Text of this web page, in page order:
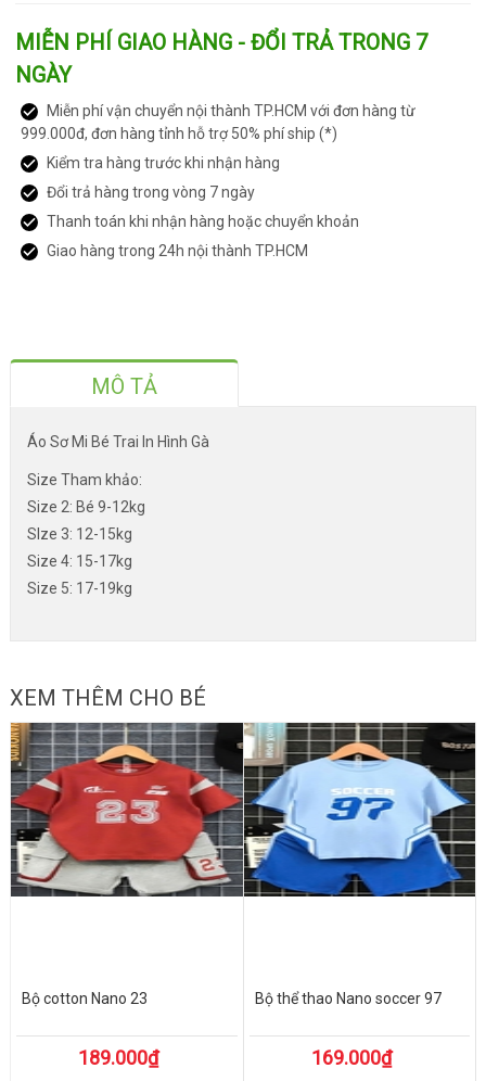
MIỄN PHÍ GIAO HÀNG - ĐỔI TRẢ TRONG 7
NGÀY
Miễn phí vận chuyển nội thành TP.HCM với đơn hàng từ
999.000đ, đơn hàng tỉnh hỗ trợ 50% phí ship (*)
Kiểm tra hàng trước khi nhận hàng
Đổi trả hàng trong vòng 7 ngày
Thanh toán khi nhận hàng hoặc chuyển khoản
Giao hàng trong 24h nội thành TP.HCM
MÔ TẢ
Áo Sơ Mi Bé Trai In Hình Gà
Size Tham khảo:
Size 2: Bé 9-12kg
SIze 3: 12-15kg
Size 4: 15-17kg
Size 5: 17-19kg
XEM THÊM CHO BÉ
Bộ cotton Nano 23
189.000₫
Bộ thể thao Nano soccer 97
169.000₫